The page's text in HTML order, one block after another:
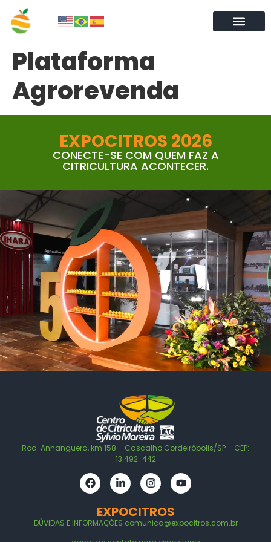
Plataforma
Agrorevenda
EXPOCITROS 2026
CONECTE-SE COM QUEM FAZ A
CITRICULTURA ACONTECER.
Rod. Anhanguera, km 158 – Cascalho Cordeirópolis/SP – CEP:
13.492-442
EXPOCITROS
DÚVIDAS E INFORMAÇÕES comunica@expocitros.com.br